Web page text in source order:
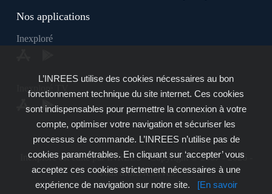
Nos applications
Inexploré
Inexploré TV
Inexploré est édité par INREES - Copyright © 2007 - 2026 -
Tous droits réservés
L’INREES utilise des cookies nécessaires au bon
fonctionnement technique du site internet. Ces cookies
sont indispensables pour permettre la connexion à votre
compte, optimiser votre navigation et sécuriser les
processus de commande. L’INREES n’utilise pas de
cookies paramétrables. En cliquant sur ‘accepter’ vous
acceptez ces cookies strictement nécessaires à une
expérience de navigation sur notre site.
[En savoir